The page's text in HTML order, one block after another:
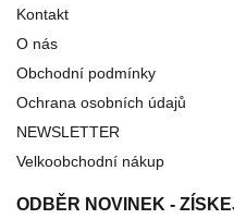
Kontakt
O nás
Obchodní podmínky
Ochrana osobních údajů
NEWSLETTER
Velkoobchodní nákup
ODBĚR NOVINEK -